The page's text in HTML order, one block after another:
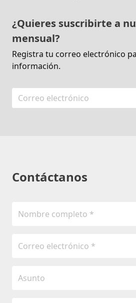
¿Quieres suscribirte a
mensual?
Registra tu correo electrónico
información.
Contáctanos